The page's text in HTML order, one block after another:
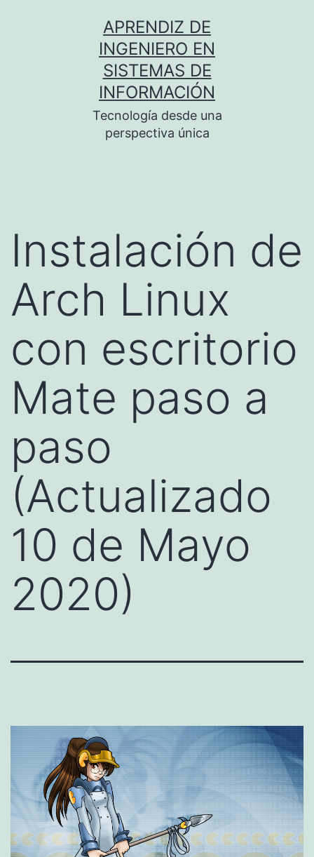
APRENDIZ DE
INGENIERO EN
SISTEMAS DE
INFORMACIÓN
Tecnología desde una
perspectiva única
Instalación de
Arch Linux
con escritorio
Mate paso a
paso
(Actualizado
10 de Mayo
2020)